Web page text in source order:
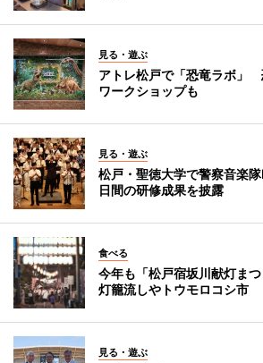
見る・遊ぶ
アトレ松戸で「恐竜ラボ」
ワークショップも
見る・遊ぶ
松戸・聖徳大学で警察音楽
日間の研修成果を披露
食べる
今年も「松戸宿坂川献灯ま
灯籠流しやトウモロコシ市
見る・遊ぶ